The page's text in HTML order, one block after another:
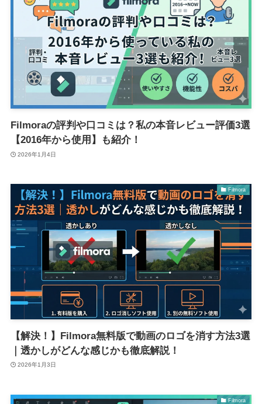
Filmoraの評判や口コミは？私の本音レビュー評価3選
【2016年から使用】も紹介！
2026年1月4日
Filmora
【解決！】Filmora無料版で動画のロゴを消す方法3選
｜透かしがどんな感じかも徹底解説！
2026年1月3日
Filmora